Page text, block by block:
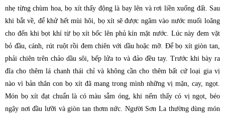
nhẹ từng chùm hoa, bọ xít thấy động là bay lên và rơi liền xuống đất. Sau
khi bắt về, để khử hết mùi hôi, bọ xít sẽ được ngâm vào nước muối loãng
cho đến khi bọt khí từ bọ xít bốc lên phủ kín mặt nước. Lúc này đem vặt
bỏ đầu, cánh, rút ruột rồi đem chiên với dầu hoặc mỡ. Để bọ xít giòn tan,
phải chiên trên chảo dầu sôi, bếp lửa to và đảo đều tay. Trước khi bày ra
đĩa cho thêm lá chanh thái chỉ và không cần cho thêm bất cứ loại gia vị
nào vì bản thân con bọ xít đã mang trong mình những vị mặn, cay, ngọt.
Món bọ xít đạt chuẩn là có màu sẫm óng, khi nếm thấy có vị ngọt, béo
ngậy nơi đầu lưỡi và giòn tan thơm nức. Người Sơn La thường dùng món